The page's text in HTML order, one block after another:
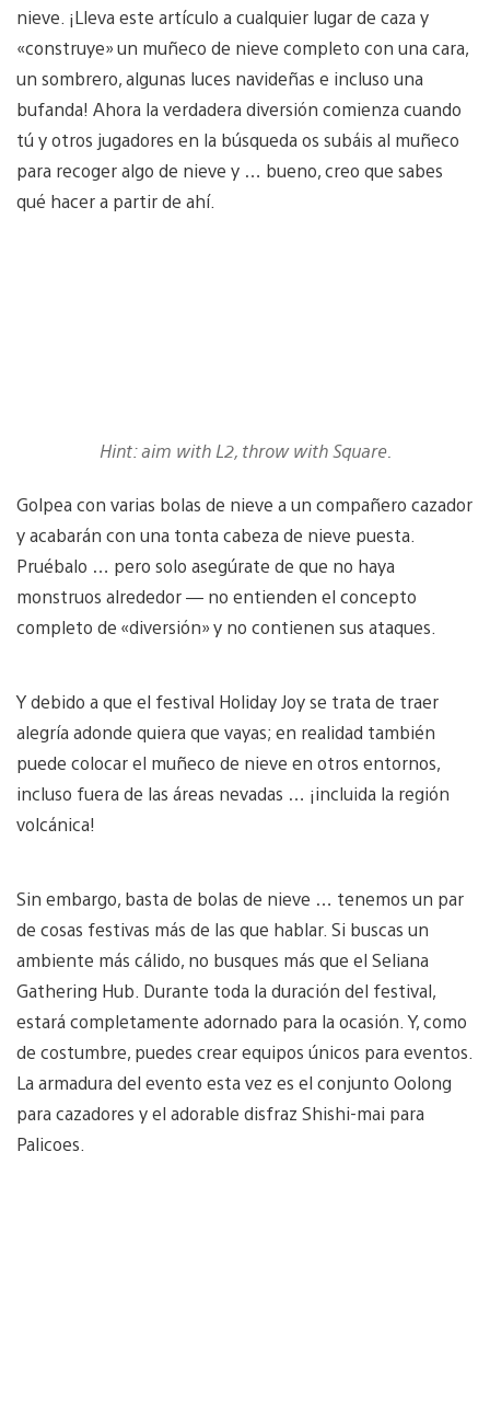
nieve. ¡Lleva este artículo a cualquier lugar de caza y
«construye» un muñeco de nieve completo con una cara,
un sombrero, algunas luces navideñas e incluso una
bufanda! Ahora la verdadera diversión comienza cuando
tú y otros jugadores en la búsqueda os subáis al muñeco
para recoger algo de nieve y … bueno, creo que sabes
qué hacer a partir de ahí.
Hint: aim with L2, throw with Square.
Golpea con varias bolas de nieve a un compañero cazador
y acabarán con una tonta cabeza de nieve puesta.
Pruébalo … pero solo asegúrate de que no haya
monstruos alrededor — no entienden el concepto
completo de «diversión» y no contienen sus ataques.
Y debido a que el festival Holiday Joy se trata de traer
alegría adonde quiera que vayas; en realidad también
puede colocar el muñeco de nieve en otros entornos,
incluso fuera de las áreas nevadas … ¡incluida la región
volcánica!
Sin embargo, basta de bolas de nieve … tenemos un par
de cosas festivas más de las que hablar. Si buscas un
ambiente más cálido, no busques más que el Seliana
Gathering Hub. Durante toda la duración del festival,
estará completamente adornado para la ocasión. Y, como
de costumbre, puedes crear equipos únicos para eventos.
La armadura del evento esta vez es el conjunto Oolong
para cazadores y el adorable disfraz Shishi-mai para
Palicoes.